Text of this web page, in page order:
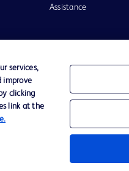
Assistance
d’utilisation
services,
improve
clicking
link at the